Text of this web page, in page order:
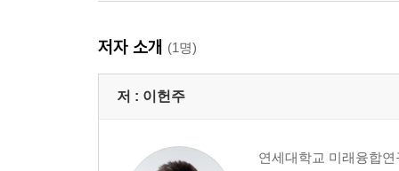
저자 소개 (1명)
저 : 이헌주
연세대학교 미래융합